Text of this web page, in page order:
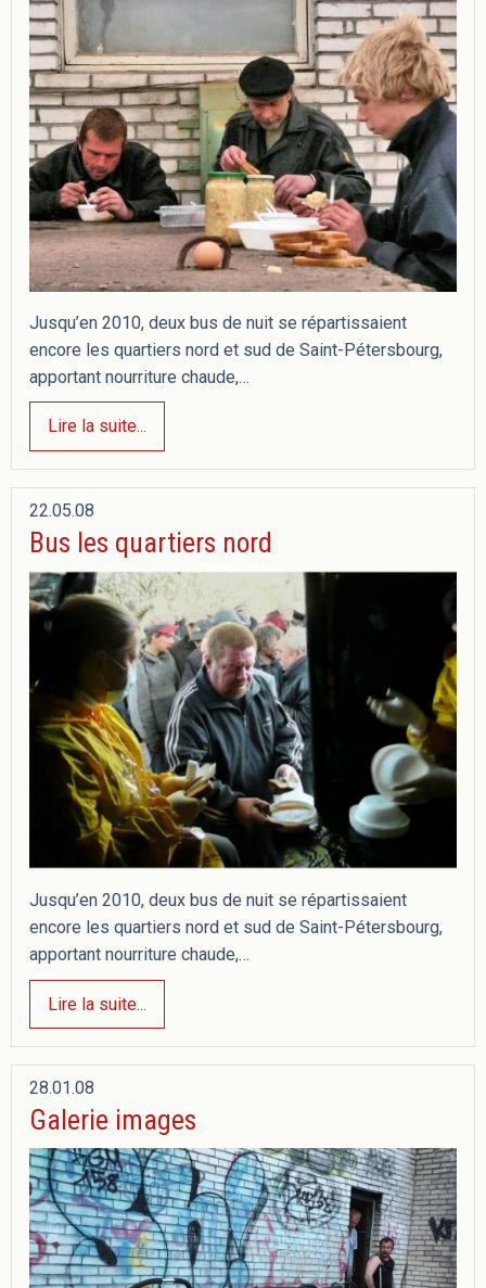
Jusqu’en 2010, deux bus de nuit se répartissaient
encore les quartiers nord et sud de Saint-Pétersbourg,
apportant nourriture chaude,…
Lire la suite...
22.05.08
Bus les quartiers nord
Jusqu’en 2010, deux bus de nuit se répartissaient
encore les quartiers nord et sud de Saint-Pétersbourg,
apportant nourriture chaude,…
Lire la suite...
28.01.08
Galerie images